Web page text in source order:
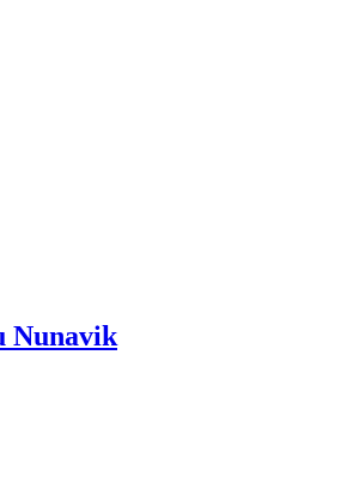
Nunavik